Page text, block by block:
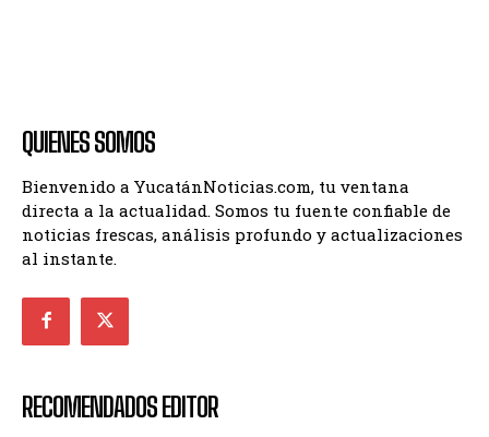
QUIENES SOMOS
Bienvenido a YucatánNoticias.com, tu ventana
directa a la actualidad. Somos tu fuente confiable de
noticias frescas, análisis profundo y actualizaciones
al instante.
RECOMENDADOS EDITOR